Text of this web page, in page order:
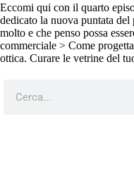
Eccomi qui con il quarto
dedicato la nuova puntata
molto e che penso possa
commerciale > Come
ottica. Curare le vetrine del